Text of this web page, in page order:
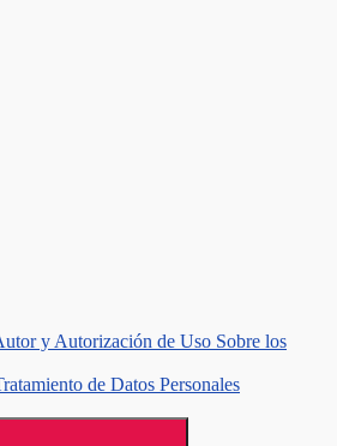
y Autorización de Uso Sobre los
de Datos Personales